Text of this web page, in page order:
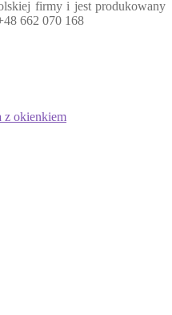
firmy i jest produkowany
662 070 168